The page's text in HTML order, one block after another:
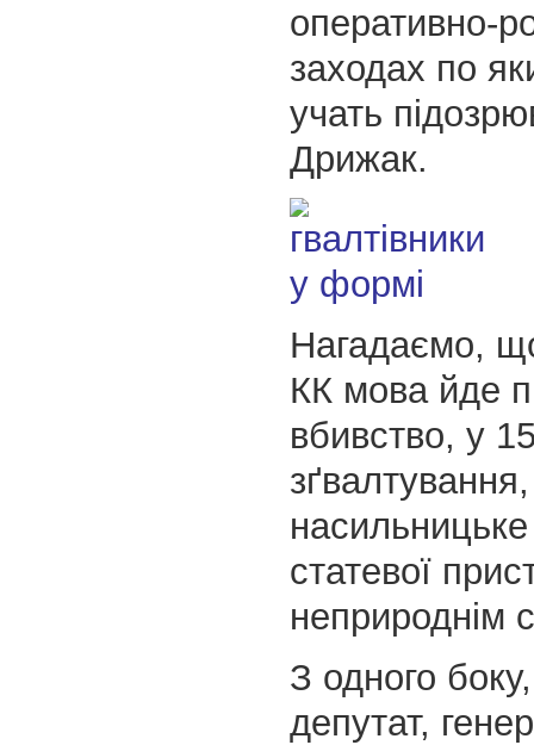
оперативно-
заходах по
учать
Дрижак.
Нагадаємо,
КК мова йде
вбивство, у
статевої
неприроднім
З одного
депутат,